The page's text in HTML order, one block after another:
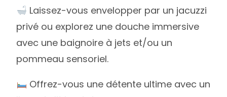
Laissez-vous envelopper par un jacuzzi
privé ou explorez une douche immersive
avec une baignoire à jets et/ou un
pommeau sensoriel.
Offrez-vous une détente ultime avec un